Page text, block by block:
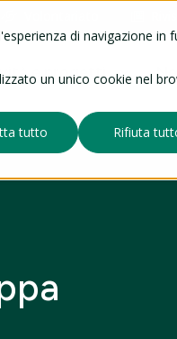
di navigazione in
un unico cookie nel
tutto Rifiuta
e progetti